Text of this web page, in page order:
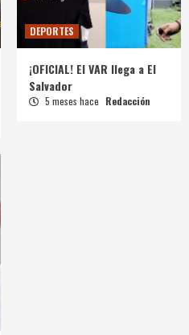
DEPORTES
¡OFICIAL! El VAR llega a El
Salvador
5 meses hace Redacción